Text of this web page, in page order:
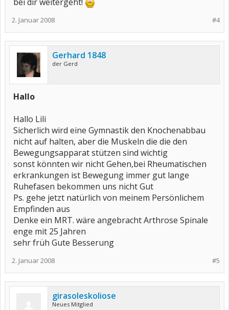
#4
2. Januar 2008
Gerhard 1848
der Gerd
Hallo
Hallo Lili
Sicherlich wird eine Gymnastik den Knochenabbau
nicht auf halten, aber die Muskeln die die den
Bewegungsapparat stützen sind wichtig
sonst könnten wir nicht Gehen,bei Rheumatischen
erkrankungen ist Bewegung immer gut lange
Ruhefasen bekommen uns nicht Gut
Ps. gehe jetzt natürlich von meinem Persönlichem
Empfinden aus
Denke ein MRT. wäre angebracht Arthrose Spinale
enge mit 25 Jahren
sehr früh Gute Besserung
#5
2. Januar 2008
girasoleskoliose
Neues Mitglied